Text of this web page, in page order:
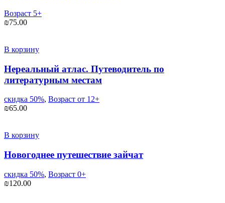
Возраст 5+
₪75.00
В корзину
Нереальный атлас. Путеводитель по
литературным местам
скидка 50%, Возраст от 12+
₪65.00
В корзину
Новогоднее путешествие зайчат
скидка 50%, Возраст 0+
₪120.00